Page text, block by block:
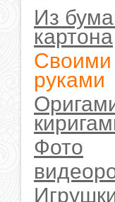
Из
картона
Своими
руками
Фото